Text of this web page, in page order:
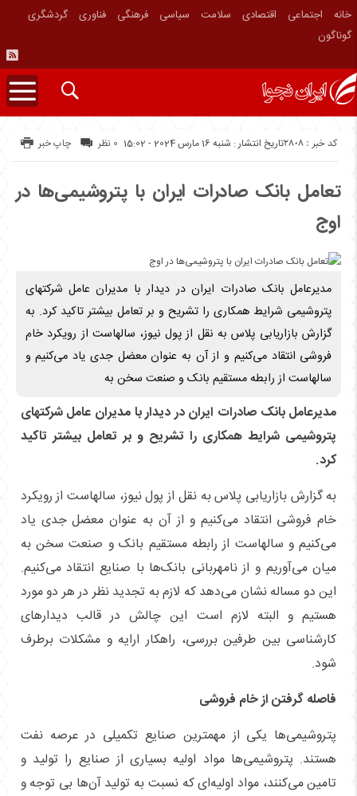
خانه اجتماعی اقتصادی سلامت سیاسی فرهنگی فناوری
گردشگری
گوناگون
تاریخ انتشار : شنبه 16 مارس 2024 - 15:02 کد خبر : 2808 چاپ خبر 0 نظر
تعامل بانک صادرات ایران با پتروشیمی‌ها در
اوج
مدیرعامل بانک صادرات ایران در دیدار با مدیران عامل شرکتهای
پتروشیمی شرایط همکاری را تشریح و بر تعامل بیشتر تاکید کرد. به
گزارش بازاریابی پلاس به نقل از پول نیوز، سالهاست از رویکرد خام
فروشی انتقاد می‌کنیم و از آن به عنوان معضل جدی یاد می‌کنیم و
سالهاست از رابطه مستقیم بانک و صنعت سخن به
مدیرعامل بانک صادرات ایران در دیدار با مدیران عامل شرکتهای
پتروشیمی شرایط همکاری را تشریح و بر تعامل بیشتر تاکید
کرد.
به گزارش بازاریابی پلاس به نقل از پول نیوز، سالهاست از رویکرد
خام فروشی انتقاد می‌کنیم و از آن به عنوان معضل جدی یاد
می‌کنیم و سالهاست از رابطه مستقیم بانک و صنعت سخن به
میان می‌آوریم و از نامهربانی بانک‌ها با صنایع انتقاد می‌کنیم.
این دو مساله نشان می‌دهد که لازم به تجدید نظر در هر دو مورد
هستیم و البته لازم است این چالش در قالب دیدار‌های
کارشناسی بین طرفین بررسی، راهکار ارایه و مشکلات برطرف
شود.
فاصله گرفتن از خام فروشی
پتروشیمی‌ها یکی از مهمترین صنایع تکمیلی در عرصه نفت
هستند. پتروشیمی‌ها مواد اولیه بسیاری از صنایع را تولید و
تامین می‌کنند، مواد اولیه‌ای که نسبت به تولید آن‌ها بی توجه و